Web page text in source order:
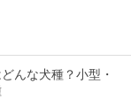
んな犬種？小型・